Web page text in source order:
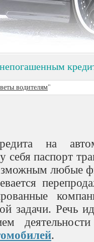
водителям"
на
себя паспорт
любые
задачи. Речь
.